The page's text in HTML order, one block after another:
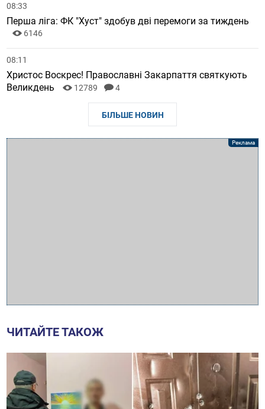
08:33
Перша ліга: ФК "Хуст" здобув дві перемоги за тиждень
6146
08:11
Христос Воскрес! Православні Закарпаття святкують
Великдень
12789 4
БІЛЬШЕ НОВИН
ЧИТАЙТЕ ТАКОЖ